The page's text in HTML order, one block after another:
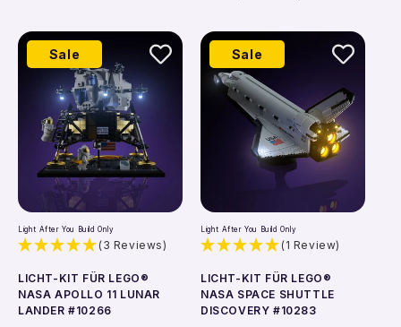
In den Warenkorb In den Warenkorb
Sale
Light After You Build Only
(3 Reviews)
LICHT-KIT FÜR LEGO®
NASA APOLLO 11 LUNAR
LANDER #10266
Sale
Light After You Build Only
(1 Review)
LICHT-KIT FÜR LEGO®
NASA SPACE SHUTTLE
DISCOVERY #10283